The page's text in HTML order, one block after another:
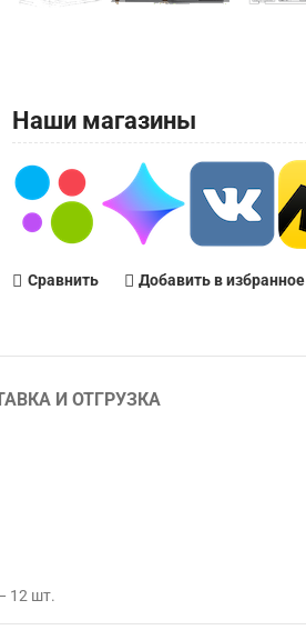
Наши магазины
Сравнить Добавить в избранное
И ОТГРУЗКА
12 шт.